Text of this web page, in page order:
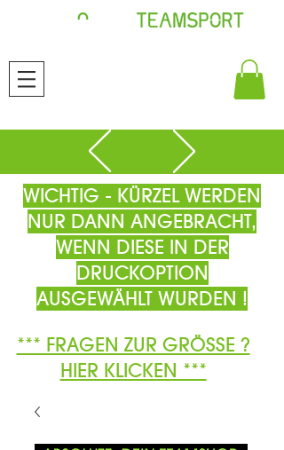
WICHTIG - KÜRZEL WERDEN
NUR DANN ANGEBRACHT,
WENN DIESE IN DER
DRUCKOPTION
AUSGEWÄHLT WURDEN !
*** FRAGEN ZUR GRÖSSE ?
HIER KLICKEN ***